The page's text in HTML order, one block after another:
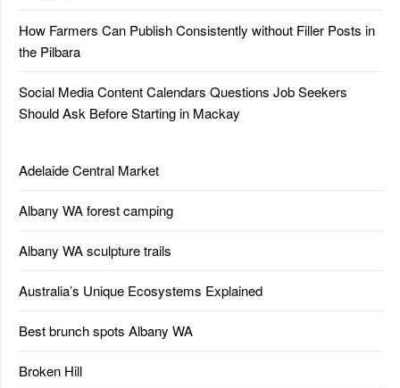
How Farmers Can Publish Consistently without Filler Posts in
the Pilbara
Social Media Content Calendars Questions Job Seekers
Should Ask Before Starting in Mackay
Adelaide Central Market
Albany WA forest camping
Albany WA sculpture trails
Australia’s Unique Ecosystems Explained
Best brunch spots Albany WA
Broken Hill